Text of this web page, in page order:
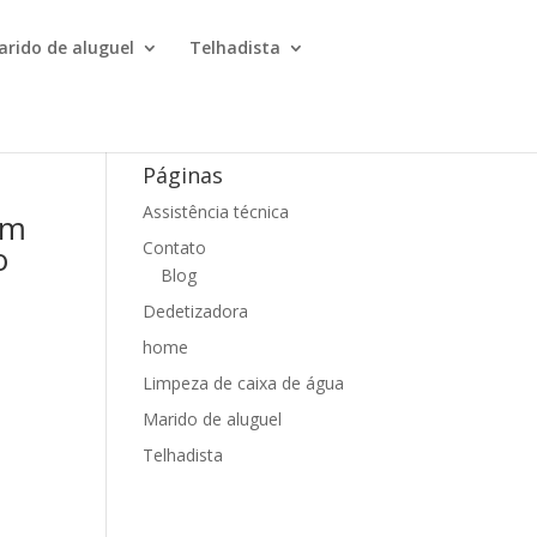
de aluguel Telhadista
Páginas
Assistência técnica
Contato
Blog
Dedetizadora
home
Limpeza de caixa de água
Marido de aluguel
Telhadista